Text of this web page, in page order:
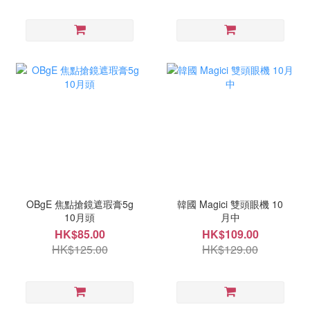
OBgE 焦點搶鏡遮瑕膏5g
10月頭
HK$85.00
HK$125.00
韓國 Magici 雙頭眼機 10
月中
HK$109.00
HK$129.00